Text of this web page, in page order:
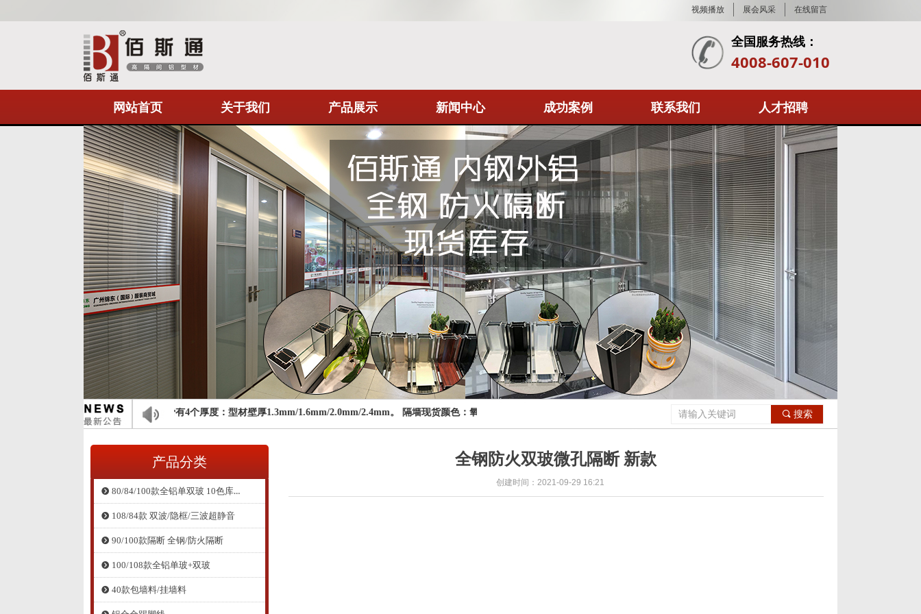
4008-607-010
全国服务热线：
视频播放 展会风采 在线留言
网站首页 关于我们 产品展示 新闻中心 成功案例 联系我们 人才招聘
佰斯通高隔间： 现龙骨有4个厚度：型材壁厚1.3mm/1.6mm/2.0mm/2.4mm。 隔墙现货颜色：氧化银色，砂纹灰，砂纹黑，平光白，澳洲红木转印，香槟电泳。新增：玫瑰金拉丝、香槟拉丝。40款包墙料，
끠 搜索
产品分类
뀹 80/84/100款全铝单双玻 10色库存
뀹 108/84款 双波/隐框/三波超静音
뀹 90/100款隔断 全钢/防火隔断
뀹 100/108款全铝单玻+双玻
뀹 40款包墙料/挂墙料
全钢防火双玻微孔隔断 新款
创建时间： 2021-09-29 16:21